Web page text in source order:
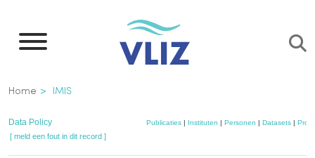
naar
inhoud
gaan
Kruimelpad
Home IMIS
Data Policy Publicaties | Instituten | Personen | Datasets |
[ meld een fout in dit record ]